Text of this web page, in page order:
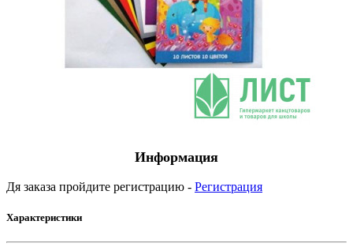
Информация
Дя заказа пройдите регистрацию - Регистрация
Характеристики